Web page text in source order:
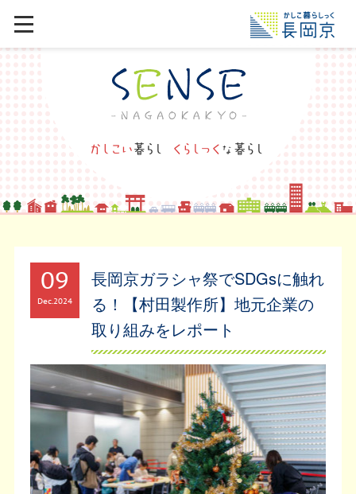
09
Dec2024
長岡京ガラシャ祭でSDGsに触れ
る！【村田製作所】地元企業の
取り組みをレポート